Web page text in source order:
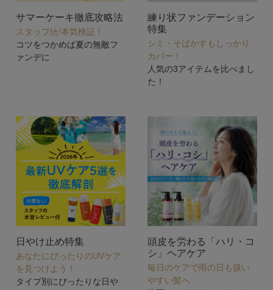
サマーケーキ徹底攻略法
スタッフIが本気検証！
コツをつかめば夏の無敵フ
ァンデに
練り状ファンデーション
特集
シミ・そばかすもしっかり
カバー！
人気の3アイテムを比べまし
た！
日やけ止め特集
あなたにぴったりのUVケア
を見つけよう！
タイプ別にぴったりな日や
頭皮を労わる「ハリ・コ
シ」ヘアケア
毎日のケアで雨の日も扱い
やすい髪へ